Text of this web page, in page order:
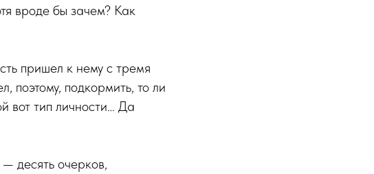
вроде бы зачем? Как
пришел к нему с тремя
поэтому, подкормить, то ли
вот тип личности… Да
десять очерков,